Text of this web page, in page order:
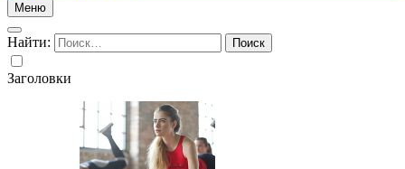
Меню
Найти:
Заголовки